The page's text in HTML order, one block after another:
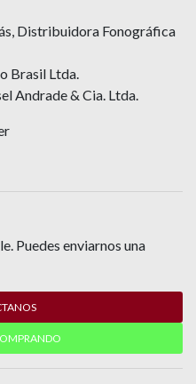
Distribuidora Fonográfica
Brasil Ltda.
Andrade & Cia. Ltda.
Puedes enviarnos una